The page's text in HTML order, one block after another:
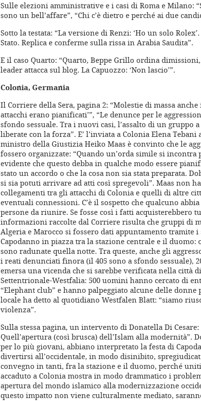
Sulle elezioni amministrative e i casi di Roma e Milano:
sono un bell’affare”, “Chi c’è dietro e perché ai due
Sotto la testata: “La versione di Renzi: ‘Ho un solo
Stato. Replica e conferme sulla rissa in Arabia Saudita”.
E il caso Quarto: “Quarto, Beppe Grillo ordina
leader attacca sul blog. La Capuozzo: ‘Non lascio’”.
Colonia, Germania
Il Corriere della Sera, pagina 2: “Molestie di massa
attacchi erano pianificati’”, “Le denunce per le
sfondo sessuale. Tra i nuovi casi, l’assalto di un gruppo
liberate con la forza”. E’ l’inviata a Colonia Elena
ministro della Giustizia Heiko Maas è convinto che le
fossero organizzate: “Quando un’orda simile si incontra
evidente che questo debba in qualche modo essere
stato un accordo o che la cosa non sia stata preparata.
si sia potuti arrivare ad atti così spregevoli”. Maas non
collegamenti tra gli attacchi di Colonia e quelli di altre
eventuali connessioni. C’è il sospetto che qualcuno
persone da riunire. Se fosse così i fatti acquisterebbero
informazioni raccolte dal Corriere risulta che gruppi di
Algeria e Marocco si fossero dati appuntamento tramite
Capodanno in piazza tra la stazione centrale e il
sono radunate quella notte. Tra queste, anche gli
i reati denunciati finora (il 405 sono a sfondo sessuale),
emersa una vicenda che si sarebbe verificata nella città
Settentrionale-Westfalia: 500 uomini hanno cercato di
“Elephant club” e hanno palpeggiato alcune delle
locale ha detto al quotidiano Westfalen Blatt: “siamo
violenza”.
Sulla stessa pagina, un intervento di Donatella Di
Quell’apertura (così brusca) dell’Islam alla modernità”.
per lo più giovani, abbiano interpretato la festa di
divertirsi all’occidentale, in modo disinibito,
convegno in tanti, fra la stazione e il duomo, perché
accaduto a Colonia mostra in modo drammatico i
apertura del mondo islamico alla modernizzazione
questo impatto non viene culturalmente mediato,